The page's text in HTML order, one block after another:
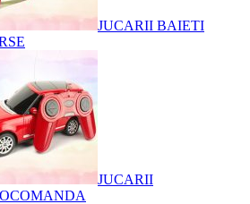
JUCARII BAIETI
JUCARII